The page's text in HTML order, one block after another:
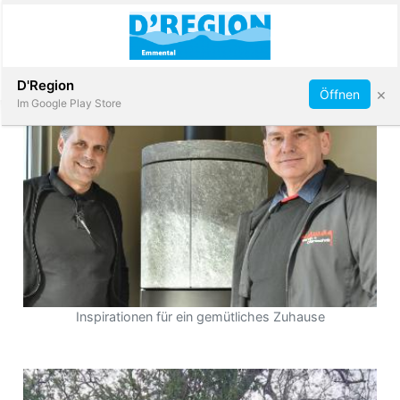
Immobilien
Veranstaltungen
Stellen
App
Abonnieren
Inspirationen für ein gemütliches Zuhause
D'Region
Im Google Play Store
Öffnen ×